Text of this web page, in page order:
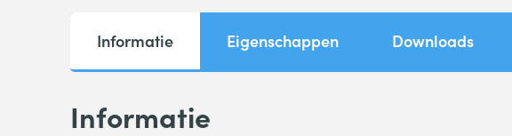
Informatie Eigenschappen Downloads
Informatie